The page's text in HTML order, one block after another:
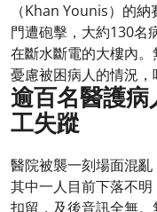
（Khan Younis）的
門遭砲擊，大約130名
在斷水斷電的大樓內
憂慮被困病人的情況，
逾百名醫護病
工失蹤
醫院被襲一刻場面混亂
其中一人目前下落不
扣留，及後音訊全無